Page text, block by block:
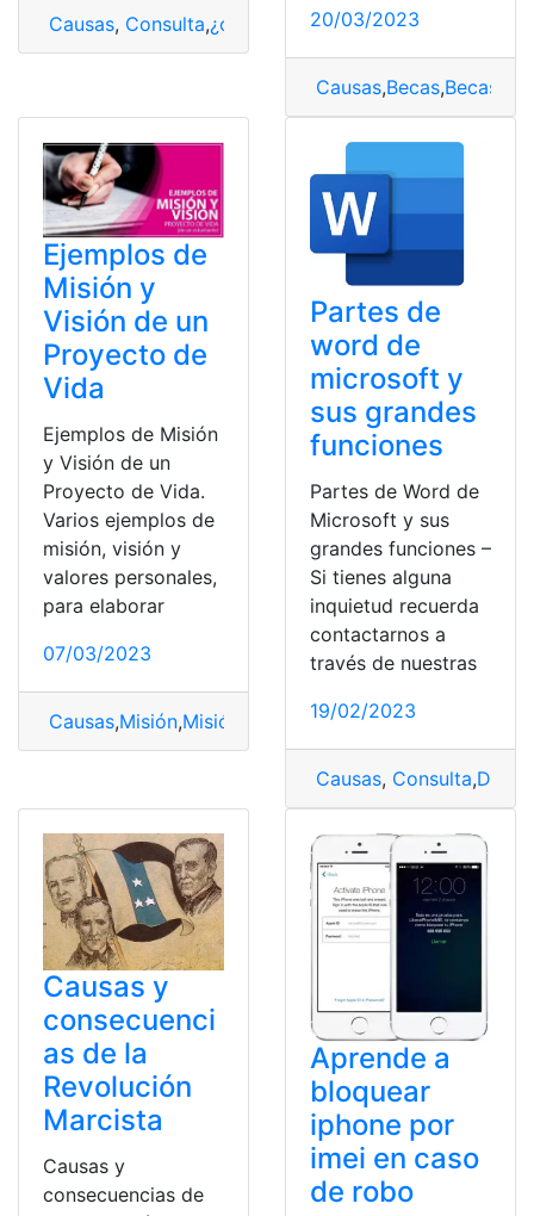
Causas, Consulta,¿cómo lo hago?,APN,Telcel
20/03/2023
Causas,Becas,Becas
Ejemplos de
Misión y
Visión de un
Proyecto de
Vida
Ejemplos de Misión
y Visión de un
Proyecto de Vida.
Varios ejemplos de
misión, visión y
valores personales,
para elaborar
07/03/2023
Causas,Misión,Misión y visión
Partes de
word de
microsoft y
sus grandes
funciones
Partes de Word de
Microsoft y sus
grandes funciones –
Si tienes alguna
inquietud recuerda
contactarnos a
través de nuestras
19/02/2023
Causas, Consulta,
Causas y
consecuenci
as de la
Revolución
Marcista
Causas y
consecuencias de
Aprende a
bloquear
iphone por
imei en caso
de robo